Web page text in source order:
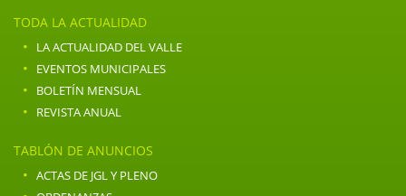
TODA LA ACTUALIDAD
· LA ACTUALIDAD DEL VALLE
· EVENTOS MUNICIPALES
· BOLETÍN MENSUAL
· REVISTA ANUAL
TABLÓN DE ANUNCIOS
· ACTAS DE JGL Y PLENO